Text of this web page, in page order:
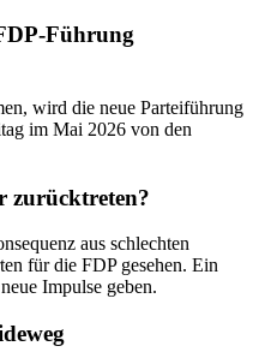
Führung
wird die neue Parteiführung
im Mai 2026 von den
zurücktreten?
aus schlechten
für die FDP gesehen. Ein
Impulse geben.